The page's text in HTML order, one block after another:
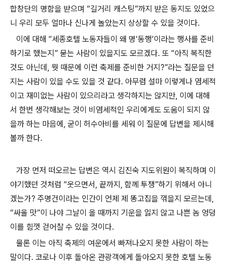
합창단의 명함을 받으며 “길거리 캐스팅”까지 받은 동지도 있었으
니 우리 모두 얼마나 신나게 놀았는지 상상할 수 있을 것이다.
이에 대해 “세종호텔 노동자들이 왜 명‘동행’이라는 행사를 준비
하기로 했는지 ” 묻는 사람이 있을지도 모르겠다. 또 “아직 복직한
것도 아닌데 , 뭣 때문에 이런 축제를 준비한 거지 ?”라는 질문을 던
지는 사람이 있을 수도 있을 것 같다. 아무렴 설마 이렇게나 염세적
이고 재미없는 사람이 있으리라고 생각하지는 않지만, 이에 대해
서 한번 생각해보는 것이 비염세적인 우리에게도 도움이 되지 않
을까 하는 마음에 , 굳이 허수아비를 세워 이 질문에 답변을 제시해
볼까 한다.
가장 먼저 떠오르는 답변은 역시 김진숙 지도위원이 복직하며 이
야기했던 것처럼 “웃으면서, 끝까지 , 함께 투쟁”하기 위해서 아니
겠는가? 주명건이라는 인간이 언제 제 똥고집을 꺾을지 모르는데 ,
“싸울 맛”이 나야 그날이 올 때까지 기운을 잃지 않고 나쁜 놈 엉덩
이를 힘껏 걷어찰 수 있을 것이다.
물론 이는 아직 축제의 여운에서 빠져나오지 못한 사람이 하는
말이다. 코로나 이후 돌아온 관광객에게 돌아오지 못한 호텔 노동